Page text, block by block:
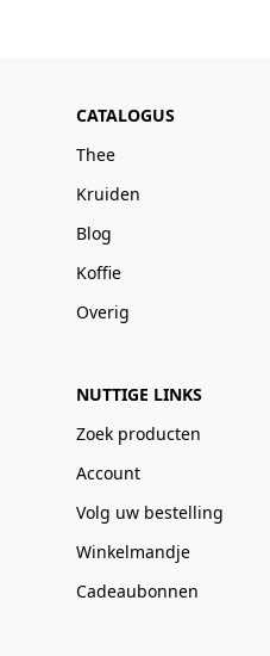
CATALOGUS
Thee
Kruiden
Blog
Koffie
Overig
NUTTIGE LINKS
Zoek producten
Account
Volg uw bestelling
Winkelmandje
Cadeaubonnen